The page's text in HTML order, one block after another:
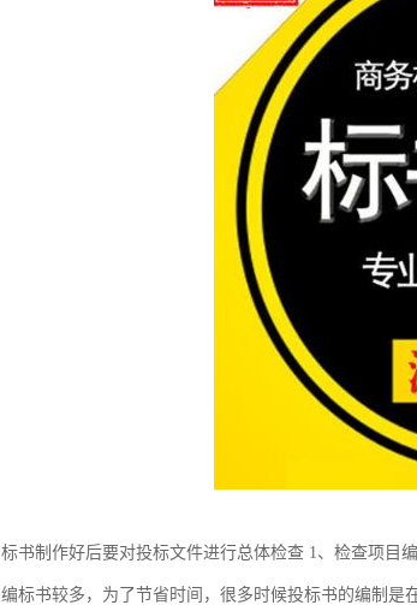
标书制作好后要对投标文件进行总体检查 1、检查项目
编标书较多，为了节省时间，很多时候投标书的编制是